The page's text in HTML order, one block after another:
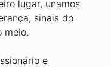
lugar, unamos
sinais do
meio.
e